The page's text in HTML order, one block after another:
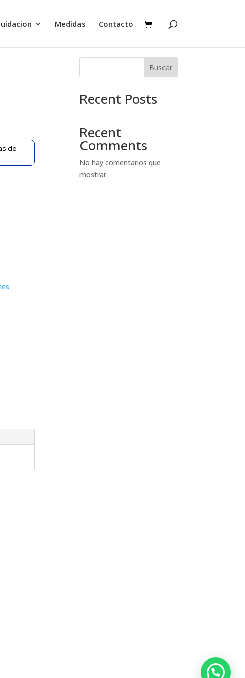
Medidas Contacto
de
Buscar
Recent Posts
Recent
Comments
No hay comentarios que
mostrar.